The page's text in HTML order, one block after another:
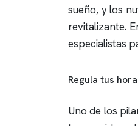
sueño, y los
revitalizante.
especialistas
Regula tus
Uno de los